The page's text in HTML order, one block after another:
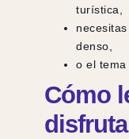
turística,
denso,
o el tema
Cómo